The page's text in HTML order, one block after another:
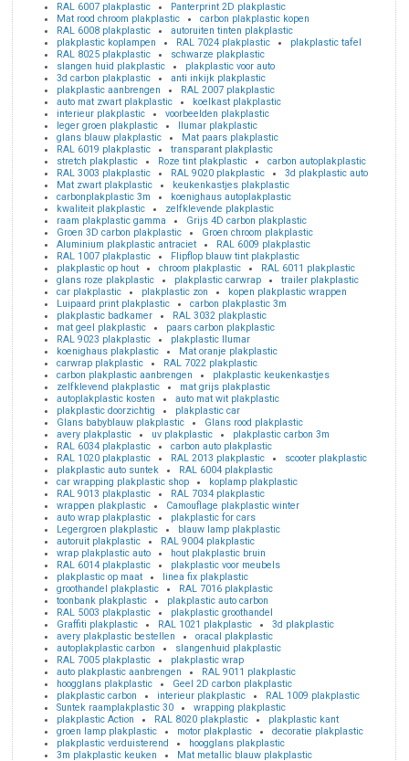
RAL 6007 plakplastic
Panterprint 2D plakplastic
Mat rood chroom plakplastic
carbon plakplastic kopen
RAL 6008 plakplastic
autoruiten tinten plakplastic
plakplastic koplampen
RAL 7024 plakplastic
plakplastic tafel
RAL 8025 plakplastic
schwarze plakplastic
slangen huid plakplastic
plakplastic voor auto
3d carbon plakplastic
anti inkijk plakplastic
plakplastic aanbrengen
RAL 2007 plakplastic
auto mat zwart plakplastic
koelkast plakplastic
interieur plakplastic
voorbeelden plakplastic
leger groen plakplastic
llumar plakplastic
glans blauw plakplastic
Mat paars plakplastic
RAL 6019 plakplastic
transparant plakplastic
stretch plakplastic
Roze tint plakplastic
carbon autoplakplastic
RAL 3003 plakplastic
RAL 9020 plakplastic
3d plakplastic auto
Mat zwart plakplastic
keukenkastjes plakplastic
carbonplakplastic 3m
koenighaus autoplakplastic
kwaliteit plakplastic
zelfklevende plakplastic
raam plakplastic gamma
Grijs 4D carbon plakplastic
Groen 3D carbon plakplastic
Groen chroom plakplastic
Aluminium plakplastic antraciet
RAL 6009 plakplastic
RAL 1007 plakplastic
Flipflop blauw tint plakplastic
plakplastic op hout
chroom plakplastic
RAL 6011 plakplastic
glans roze plakplastic
plakplastic carwrap
trailer plakplastic
car plakplastic
plakplastic zon
kopen plakplastic wrappen
Luipaard print plakplastic
carbon plakplastic 3m
plakplastic badkamer
RAL 3032 plakplastic
mat geel plakplastic
paars carbon plakplastic
RAL 9023 plakplastic
plakplastic llumar
koenighaus plakplastic
Mat oranje plakplastic
carwrap plakplastic
RAL 7022 plakplastic
carbon plakplastic aanbrengen
plakplastic keukenkastjes
zelfklevend plakplastic
mat grijs plakplastic
autoplakplastic kosten
auto mat wit plakplastic
plakplastic doorzichtig
plakplastic car
Glans babyblauw plakplastic
Glans rood plakplastic
avery plakplastic
uv plakplastic
plakplastic carbon 3m
RAL 6034 plakplastic
carbon auto plakplastic
RAL 1020 plakplastic
RAL 2013 plakplastic
scooter plakplastic
plakplastic auto suntek
RAL 6004 plakplastic
car wrapping plakplastic shop
koplamp plakplastic
RAL 9013 plakplastic
RAL 7034 plakplastic
wrappen plakplastic
Camouflage plakplastic winter
auto wrap plakplastic
plakplastic for cars
Legergroen plakplastic
blauw lamp plakplastic
autoruit plakplastic
RAL 9004 plakplastic
wrap plakplastic auto
hout plakplastic bruin
RAL 6014 plakplastic
plakplastic voor meubels
plakplastic op maat
linea fix plakplastic
groothandel plakplastic
RAL 7016 plakplastic
toonbank plakplastic
plakplastic auto carbon
RAL 5003 plakplastic
plakplastic groothandel
Graffiti plakplastic
RAL 1021 plakplastic
3d plakplastic
avery plakplastic bestellen
oracal plakplastic
autoplakplastic carbon
slangenhuid plakplastic
RAL 7005 plakplastic
plakplastic wrap
auto plakplastic aanbrengen
RAL 9011 plakplastic
hoogglans plakplastic
Geel 2D carbon plakplastic
plakplastic carbon
interieur plakplastic
RAL 1009 plakplastic
Suntek raamplakplastic 30
wrapping plakplastic
plakplastic Action
RAL 8020 plakplastic
plakplastic kant
groen lamp plakplastic
motor plakplastic
decoratie plakplastic
plakplastic verduisterend
hoogglans plakplastic
3m plakplastic keuken
Mat metallic blauw plakplastic